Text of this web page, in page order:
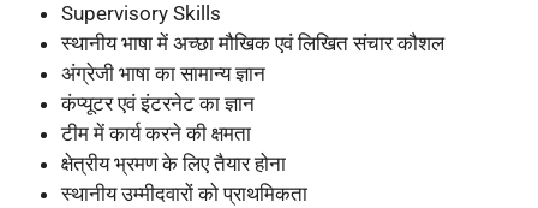
Supervisory Skills
स्थानीय भाषा में अच्छा मौखिक एवं लिखित संचार कौशल
अंग्रेजी भाषा का सामान्य ज्ञान
कंप्यूटर एवं इंटरनेट का ज्ञान
टीम में कार्य करने की क्षमता
क्षेत्रीय भ्रमण के लिए तैयार होना
स्थानीय उम्मीदवारों को प्राथमिकता